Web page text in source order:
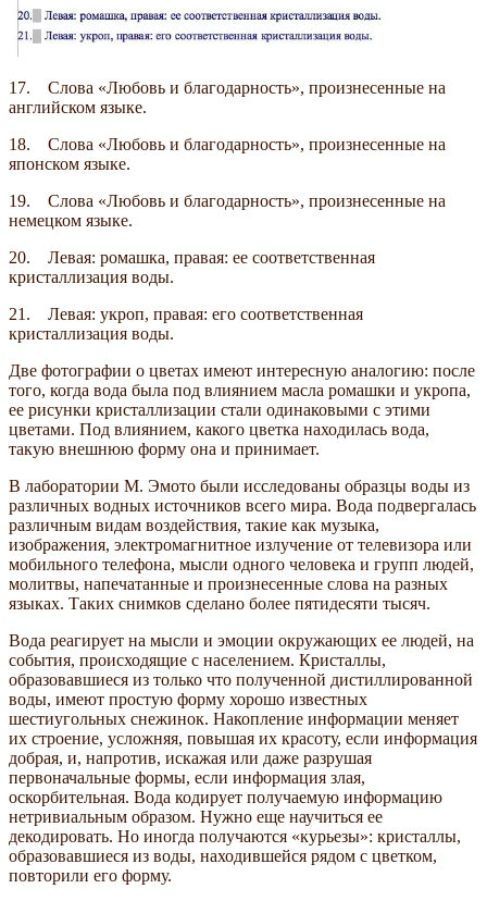
17. Слова «Любовь и благодарность», произнесенные на
английском языке.
18. Слова «Любовь и благодарность», произнесенные на
японском языке.
19. Слова «Любовь и благодарность», произнесенные на
немецком языке.
20. Левая: ромашка, правая: ее соответственная
кристаллизация воды.
21. Левая: укроп, правая: его соответственная
кристаллизация воды.
Две фотографии о цветах имеют интересную аналогию: после
того, когда вода была под влиянием масла ромашки и укропа,
ее рисунки кристаллизации стали одинаковыми с этими
цветами. Под влиянием, какого цветка находилась вода,
такую внешнюю форму она и принимает.
В лаборатории М. Эмото были исследованы образцы воды из
различных водных источников всего мира. Вода подвергалась
различным видам воздействия, такие как музыка,
изображения, электромагнитное излучение от телевизора или
мобильного телефона, мысли одного человека и групп людей,
молитвы, напечатанные и произнесенные слова на разных
языках. Таких снимков сделано более пятидесяти тысяч.
Вода реагирует на мысли и эмоции окружающих ее людей, на
события, происходящие с населением. Кристаллы,
образовавшиеся из только что полученной дистиллированной
воды, имеют простую форму хорошо известных
шестиугольных снежинок. Накопление информации меняет
их строение, усложняя, повышая их красоту, если информация
добрая, и, напротив, искажая или даже разрушая
первоначальные формы, если информация злая,
оскорбительная. Вода кодирует получаемую информацию
нетривиальным образом. Нужно еще научиться ее
декодировать. Но иногда получаются «курьезы»: кристаллы,
образовавшиеся из воды, находившейся рядом с цветком,
повторили его форму.